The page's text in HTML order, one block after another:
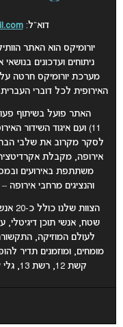
דוא”ל:
יורומיקס הוא האתר
ניתוחים ועדכונים בנושאי
מערכת יורומיקס חרטה על
האירופית לכל דוברי
האתר פועל בשיתוף
לסקר מקרוב את שלבי
אירופה, מקבלת
משתתפת באירועים
והנציגים מרחבי אירופה
שטח, אנשי תוכן דיגיטלי,
לעולם המוזיקה,
קשת 12, רשת 13, גלי צה”ל, ידיעות אחרונות, ישראל היום ועוד.